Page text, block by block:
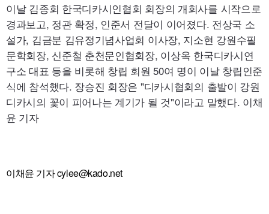
이날 김종회 한국디카시인협회 회장의 개회사를 시작으로
경과보고, 정관 확정, 인준서 전달이 이어졌다. 전상국 소
설가, 김금분 김유정기념사업회 이사장, 지소현 강원수필
문학회장, 신준철 춘천문인협회장, 이상옥 한국디카시연
구소 대표 등을 비롯해 창립 회원 50여 명이 이날 창립인준
식에 참석했다. 장승진 회장은 "디카시협회의 출발이 강원
디카시의 꽃이 피어나는 계기가 될 것"이라고 말했다. 이채
윤 기자
이채윤 기자 cylee@kado.net